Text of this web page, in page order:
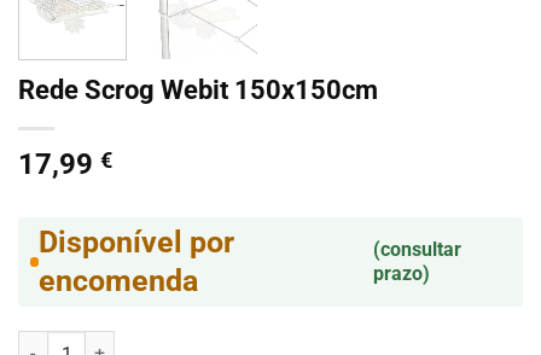
Rede Scrog Webit 150x150cm
17,99 €
Disponível por
encomenda
(consultar
prazo)
Quantidade de Rede Scrog Webit 150x150cm